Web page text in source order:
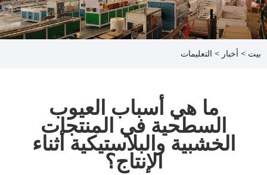
بيت > أخبار > التعليمات
ما هي أسباب العيوب
السطحية في المنتجات
الخشبية والبلاستيكية أثناء
الإنتاج؟